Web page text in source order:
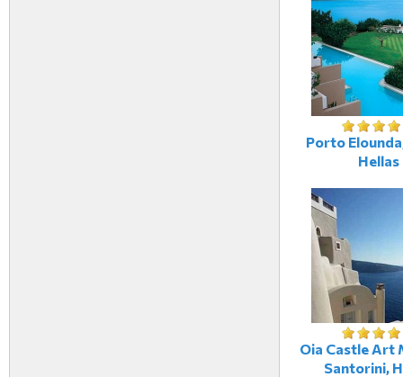
Porto
Hellas
Oia Castle Art
Santorini,